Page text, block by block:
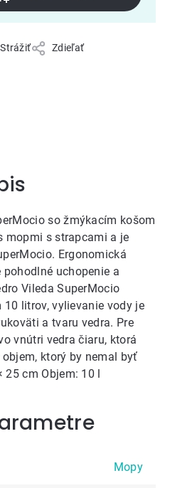
Strážiť Zdieľať
so žmýkacím košom
mopmi s strapcami a je
Ergonomická
uchopenie a
Vileda SuperMocio
litrov, vylievanie vody je
a tvaru vedra. Pre
vnútri vedra čiaru, ktorá
ktorý by nemal byť
25 cm Objem: 10 l
Mopy